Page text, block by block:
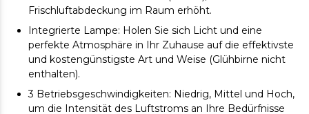
Frischluftabdeckung im Raum erhöht.
Integrierte Lampe: Holen Sie sich Licht und eine
perfekte Atmosphäre in Ihr Zuhause auf die effektivste
und kostengünstigste Art und Weise (Glühbirne nicht
enthalten).
3 Betriebsgeschwindigkeiten: Niedrig, Mittel und Hoch,
um die Intensität des Luftstroms an Ihre Bedürfnisse